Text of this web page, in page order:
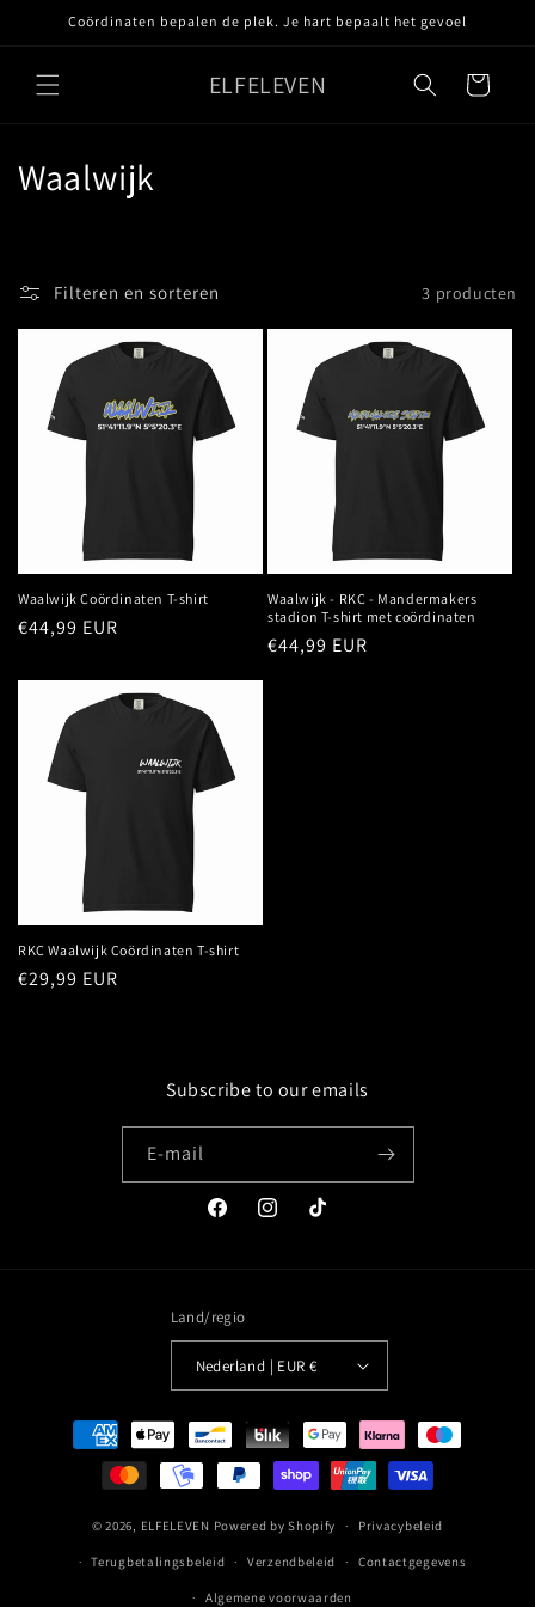
naar de
Coördinaten bepalen de plek. Je hart bepaalt het gevoel
ELFELEVEN Winkelwagen
C
l
:
Waalwijk
Filteren en sorteren 3 producten
Waalwijk Coördinaten T-shirt
Normale
€44,99 EUR
Waalwijk - RKC - Mandermakers
stadion T-shirt met coördinaten
Normale
€44,99 EUR
RKC Waalwijk Coördinaten T-shirt
Normale
€29,99 EUR
Subscribe to our emails
E‑mail
FacebookInstagramTikTok
Land/regio
Nederland | EUR €
Betaalmethoden
© 2026, ELFELEVEN Powered by Shopify Privacybeleid
Terugbetalingsbeleid Verzendbeleid Contactgegevens
Algemene voorwaarden